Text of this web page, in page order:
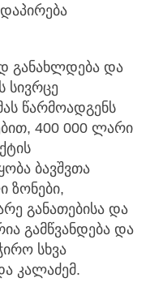
განახლდება და
სივრცე
წარმოადგენს
400 000 ლარი
ბავშვთა
ზონები,
განათებისა და
გამწვანდება და
სხვა
კალაძემ.